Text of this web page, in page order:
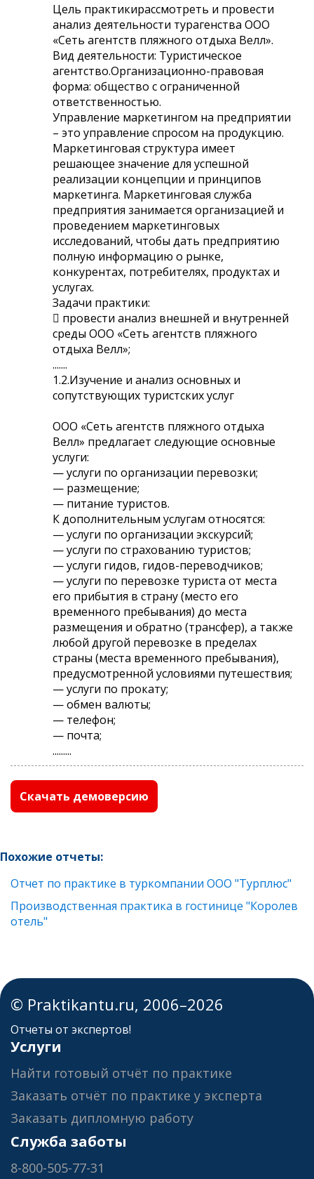
Цель практикирассмотреть и провести
анализ деятельности турагенства ООО
«Сеть агентств пляжного отдыха Велл».
Вид деятельности: Туристическое
агентство.Организационно-правовая
форма: общество с ограниченной
ответственностью.
Управление маркетингом на предприятии
– это управление спросом на продукцию.
Маркетинговая структура имеет
решающее значение для успешной
реализации концепции и принципов
маркетинга. Маркетинговая служба
предприятия занимается организацией и
проведением маркетинговых
исследований, чтобы дать предприятию
полную информацию о рынке,
конкурентах, потребителях, продуктах и
услугах.
Задачи практики:
 провести анализ внешней и внутренней
среды ООО «Сеть агентств пляжного
отдыха Велл»;
.......
1.2.Изучение и анализ основных и
сопутствующих туристских услуг
ООО «Сеть агентств пляжного отдыха
Велл» предлагает следующие основные
услуги:
— услуги по организации перевозки;
— размещение;
— питание туристов.
К дополнительным услугам относятся:
— услуги по организации экскурсий;
— услуги по страхованию туристов;
— услуги гидов, гидов-переводчиков;
— услуги по перевозке туриста от места
его прибытия в страну (место его
временного пребывания) до места
размещения и обратно (трансфер), а также
любой другой перевозке в пределах
страны (места временного пребывания),
предусмотренной условиями путешествия;
— услуги по прокату;
— обмен валюты;
— телефон;
— почта;
.........
Скачать демоверсию
Похожие отчеты:
Отчет по практике в туркомпании ООО "Турплюс"
Производственная практика в гостинице "Королев
отель"
© Praktikantu.ru, 2006–2026
Отчеты от экспертов!
Услуги
Найти готовый отчёт по практике
Заказать отчёт по практике у эксперта
Заказать дипломную работу
Служба заботы
8-800-505-77-31